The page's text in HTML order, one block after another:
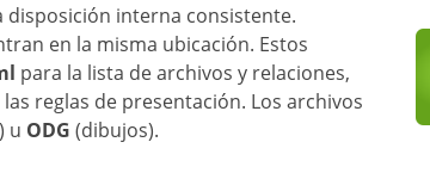
disposición interna consistente.
en la misma ubicación. Estos
para la lista de archivos y relaciones,
reglas de presentación. Los archivos
u ODG (dibujos).